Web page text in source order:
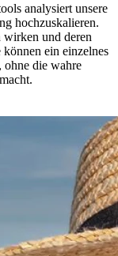
analysiert unsere
hochzuskalieren.
wirken und deren
ein einzelnes
die wahre